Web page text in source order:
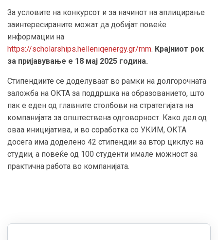
За условите на конкурсот и за начинот на аплицирање
заинтересираните можат да добијат повеќе
информации на
https://scholarships.helleniqenergy.gr/rnm. Крајниот рок
за пријавување е 18 мај 2025 година.
Стипендиите се доделуваат во рамки на долгорочната
заложба на ОКТА за поддршка на образованието, што
пак е еден од главните столбови на стратегијата на
компанијата за општествена одговорност. Како дел од
оваа иницијатива, и во соработка со УКИМ, ОКТА
досега има доделено 42 стипендии за втор циклус на
студии, а повеќе од 100 студенти имале можност за
практична работа во компанијата.